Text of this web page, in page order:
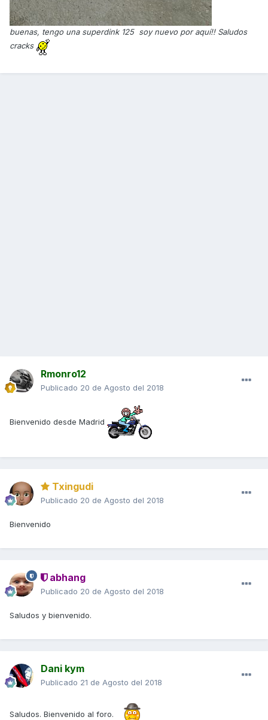
buenas, tengo una superdink 125 soy nuevo por aquí!! Saludos
cracks
Rmonro12
Publicado 20 de Agosto del 2018
Bienvenido desde Madrid
Txingudi
Publicado 20 de Agosto del 2018
Bienvenido
abhang
Publicado 20 de Agosto del 2018
Saludos y bienvenido.
Dani kym
Publicado 21 de Agosto del 2018
Saludos. Bienvenido al foro.